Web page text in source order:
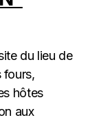
du lieu de
fours,
hôtes
aux